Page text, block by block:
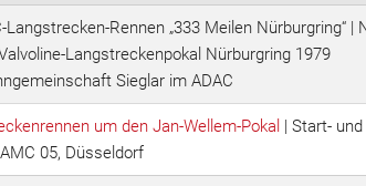
Langstrecken-Rennen „333 Meilen Nürburgring“ |
Langstreckenpokal Nürburgring 1979
Sieglar im ADAC
um den Jan-Wellem-Pokal | Start-
05, Düsseldorf